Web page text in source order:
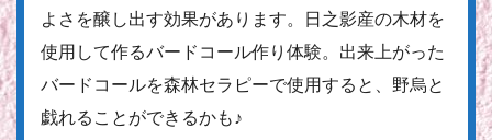
よさを醸し出す効果があります。日之影産の木材を
使用して作るバードコール作り体験。出来上がった
バードコールを森林セラピーで使用すると、野烏と
戯れることができるかも♪